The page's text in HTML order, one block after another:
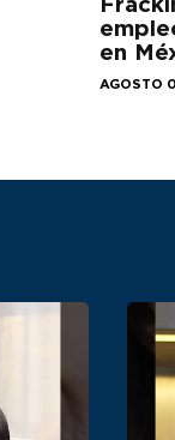
en
AGOSTO